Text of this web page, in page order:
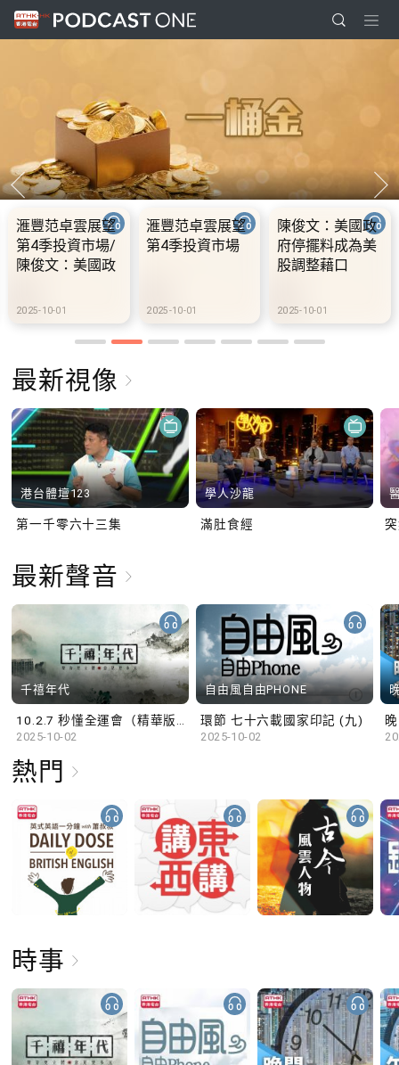
滙豐范卓雲展望
第4季投資市場/
陳俊文：美國政
股調整藉口
2025-10-01
滙豐范卓雲展望
第4季投資市場
2025-10-01
陳俊文：美國政
府停擺料成為美
股調整藉口
2025-10-01
最新視像
港台體壇123
第一千零六十三集
學人沙龍
滿肚食經
最新聲音
千禧年代
2025-10-02
自由風自由PHONE
環節 七十六載國家印記 (九)
2025-10-02
熱門
時事